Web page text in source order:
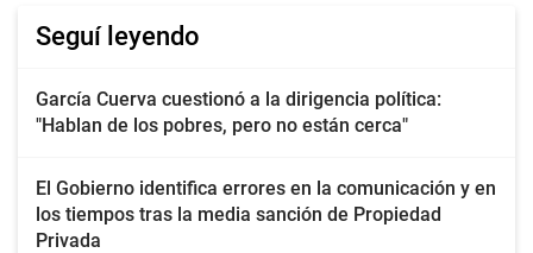
Seguí leyendo
García Cuerva cuestionó a la dirigencia política:
"Hablan de los pobres, pero no están cerca"
El Gobierno identifica errores en la comunicación y en
los tiempos tras la media sanción de Propiedad
Privada